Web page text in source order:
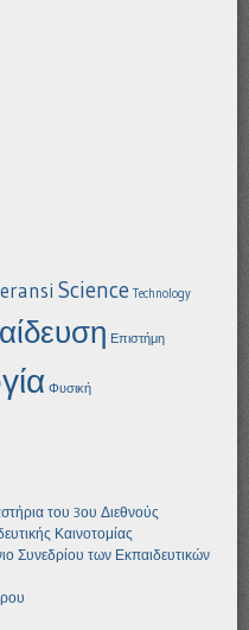
Science Technology
Επιστήμη
Φυσική
του 3ου Διεθνούς
Καινοτομίας
Συνεδρίου των Εκπαιδευτικών